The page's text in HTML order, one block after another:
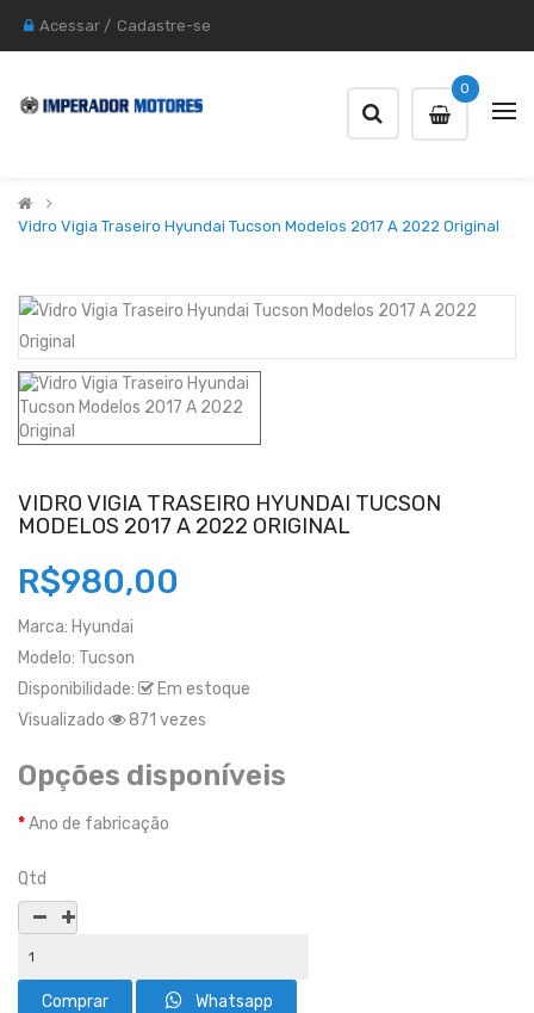
Acessar / Cadastre-se
0
Vidro Vigia Traseiro Hyundai Tucson Modelos 2017 A 2022 Original
VIDRO VIGIA TRASEIRO HYUNDAI TUCSON
MODELOS 2017 A 2022 ORIGINAL
R$980,00
Marca: Hyundai
Modelo: Tucson
Disponibilidade:
Em estoque
Visualizado
871 vezes
Opções disponíveis
Ano de fabricação
Qtd
Whatsapp